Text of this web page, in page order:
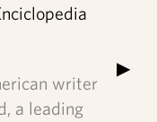
▶
writer
a leading